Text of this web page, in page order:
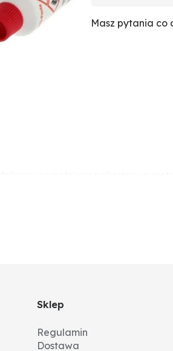
Masz pytania
dla środowiska
Wszędzie tam,
Sklep
Regulamin
Dostawa